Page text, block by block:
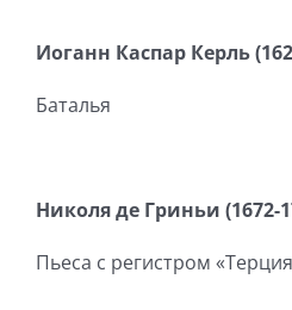
Иоганн Каспар Керль
Баталья
Николя де Гриньи (1672-
Пьеса с регистром